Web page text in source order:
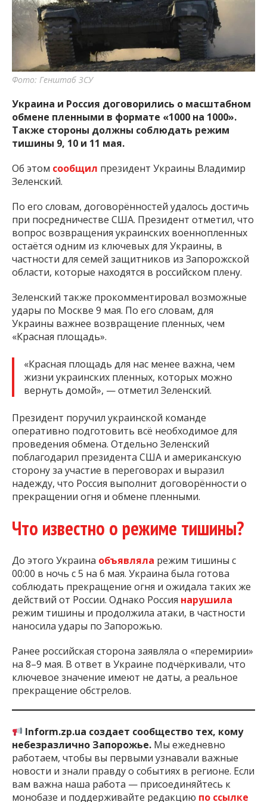
важную информацию о событиях
города Запорожья и области.
Фото: Генштаб ЗСУ
Украина и Россия договорились о масштабном
обмене пленными в формате «1000 на 1000».
Также стороны должны соблюдать режим
тишины 9, 10 и 11 мая.
Об этом сообщил президент Украины Владимир
Зеленский.
По его словам, договорённостей удалось достичь
при посредничестве США. Президент отметил, что
вопрос возвращения украинских военнопленных
остаётся одним из ключевых для Украины, в
частности для семей защитников из Запорожской
области, которые находятся в российском плену.
Зеленский также прокомментировал возможные
удары по Москве 9 мая. По его словам, для
Украины важнее возвращение пленных, чем
«Красная площадь».
«Красная площадь для нас менее важна, чем
жизни украинских пленных, которых можно
вернуть домой», — отметил Зеленский.
Президент поручил украинской команде
оперативно подготовить всё необходимое для
проведения обмена. Отдельно Зеленский
поблагодарил президента США и американскую
сторону за участие в переговорах и выразил
надежду, что Россия выполнит договорённости о
прекращении огня и обмене пленными.
Что известно о режиме тишины?
До этого Украина объявляла режим тишины с
00:00 в ночь с 5 на 6 мая. Украина была готова
соблюдать прекращение огня и ожидала таких же
действий от России. Однако Россия нарушила
режим тишины и продолжила атаки, в частности
наносила удары по Запорожью.
Ранее российская сторона заявляла о «перемирии»
на 8–9 мая. В ответ в Украине подчёркивали, что
ключевое значение имеют не даты, а реальное
прекращение обстрелов.
Inform.zp.ua создает сообщество тех, кому
небезразлично Запорожье. Мы ежедневно
работаем, чтобы вы первыми узнавали важные
новости и знали правду о событиях в регионе. Если
вам важна наша работа — присоединяйтесь к
монобазе и поддерживайте редакцию по ссылке